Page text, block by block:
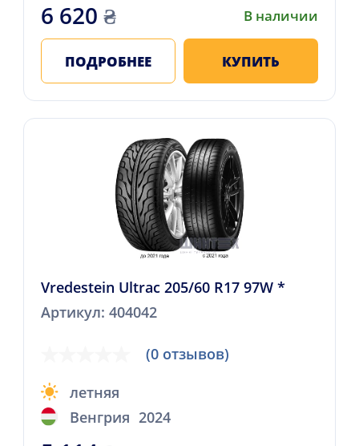
6 620 ₴ В наличии
ПОДРОБНЕЕ КУПИТЬ
Vredestein Ultrac 205/60 R17 97W *
Артикул: 404042
(0 отзывов)
летняя
Венгрия 2024